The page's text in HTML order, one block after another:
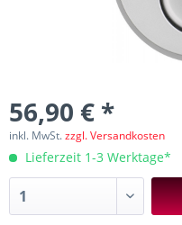
56,90 € *
inkl. MwSt.zzgl. Versandkosten
Lieferzeit 1-3 Werktage*